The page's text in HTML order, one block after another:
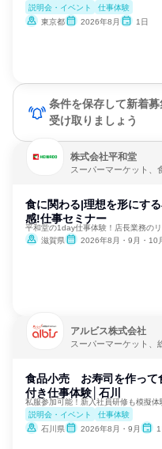
説明会・イベント
仕事体験
東京都
2026年8月 1日
条件を保存して新着募
受け取りましょう
株式会社平和堂
スーパーマーケット、
食に関わる|理想を形にす
感!仕事セミナー
平和堂の1day仕事体験！店長業務のリ
滋賀県
2026年8月・9月・10
アルビス株式会社
スーパーマーケット、
食品小売 お寿司を作って
付き仕事体験│石川
私服参加可能！新入社員研修も模擬
説明会・イベント
仕事体験
石川県
2026年8月・9月 1